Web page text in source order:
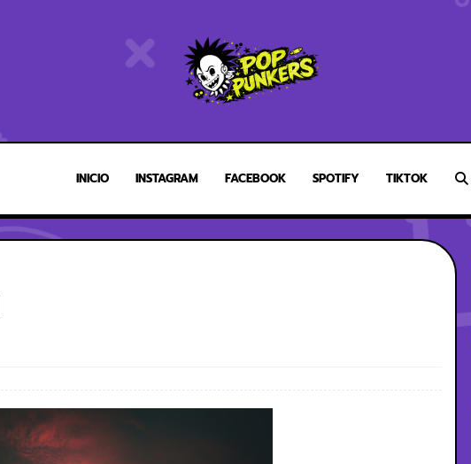
INICIO INSTAGRAM FACEBOOK SPOTIFY TIKTOK